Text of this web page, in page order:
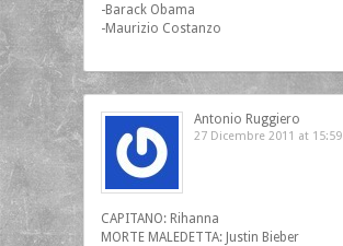
-Barack Obama
-Maurizio Costanzo
Antonio Ruggiero
27 Dicembre 2011 at 15:59
CAPITANO: Rihanna
MORTE MALEDETTA: Justin Bieber